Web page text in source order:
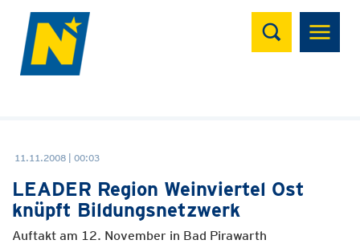
Suchen
11.11.2008 | 00:03
LEADER Region Weinviertel Ost
knüpft Bildungsnetzwerk
Auftakt am 12. November in Bad Pirawarth